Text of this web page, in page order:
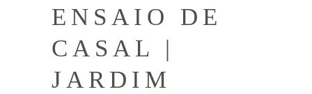
ENSAIO DE
CASAL |
JARDIM